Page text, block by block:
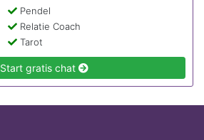
Pendel
Relatie Coach
Tarot
Start gratis chat